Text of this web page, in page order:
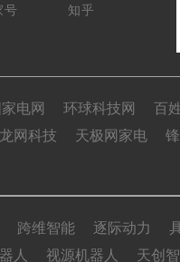
号
知乎
电网 环球科技网
百
网科技 天极网家电
跨维智能 逐际动力
人 视源机器人 天创